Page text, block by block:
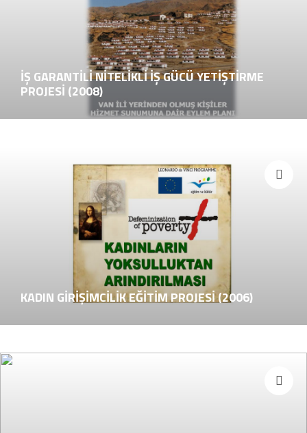
İŞ GARANTİLİ NİTELİKLİ İŞ GÜCÜ YETİŞTİRME
PROJESİ (2008)
KADIN GİRİŞİMCİLİK EĞİTİM PROJESİ (2006)